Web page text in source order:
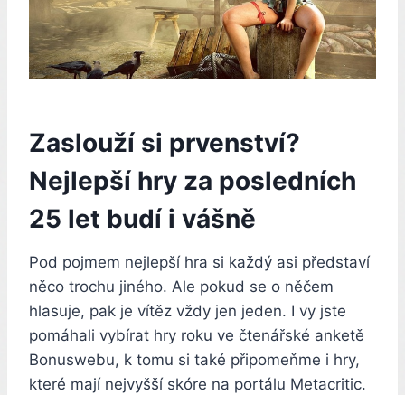
Zaslouží si prvenství?
Nejlepší hry za posledních
25 let budí i vášně
Pod pojmem nejlepší hra si každý asi představí
něco trochu jiného. Ale pokud se o něčem
hlasuje, pak je vítěz vždy jen jeden. I vy jste
pomáhali vybírat hry roku ve čtenářské anketě
Bonuswebu, k tomu si také připomeňme i hry,
které mají nejvyšší skóre na portálu Metacritic.